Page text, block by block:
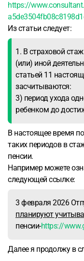
https://
Из статьи следует:
1. В страховой
(или) иной
статьей 11
засчитываются:
3) период ухода
ребенком до
В настоящее время
таких периодов в
пенсии.
Например можете
следующей ссылке:
3 февраля 2026
планируют
пенсии-https://
Далее я продолжу в